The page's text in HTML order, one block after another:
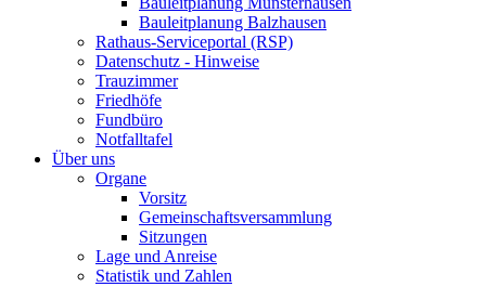
Bauleitplanung Balzhausen
Rathaus-Serviceportal (RSP)
Datenschutz - Hinweise
Trauzimmer
Friedhöfe
Fundbüro
Notfalltafel
Über uns
Organe
Vorsitz
Gemeinschaftsversammlung
Sitzungen
Lage und Anreise
Statistik und Zahlen